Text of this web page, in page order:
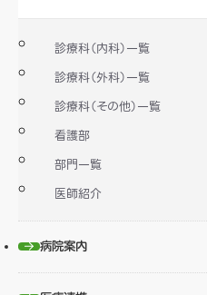
診療科（内科）一覧
診療科（外科）一覧
診療科（その他）一覧
看護部
部門一覧
医師紹介
病院案内